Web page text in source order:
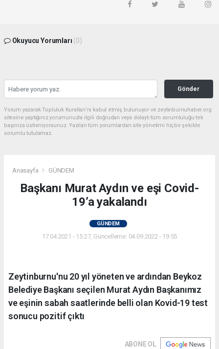
Okuyucu Yorumları (0)
Gönder
Yorum yazarak Topluluk Kuralları’nı kabul etmiş bulunuyor ve zeytinburnuhaber.org
sitesine yaptığınız yorumunuzla ilgili doğrudan veya dolaylı tüm sorumluluğu tek
başınıza üstleniyorsunuz. Yazılan tüm yorumlardan site yönetimi hiçbir şekilde
sorumlu tutulamaz.
Anasayfa GÜNDEM
Başkanı Murat Aydın ve eşi Covid-
19’a yakalandı
GÜNDEM
17.04.2021 - 15:27, Güncelleme: 04.09.2022 - 19:55
Zeytinburnu'nu 20 yıl yöneten ve ardından Beykoz
Belediye Başkanı seçilen Murat Aydın Başkanımız
ve eşinin sabah saatlerinde belli olan Kovid-19 test
sonucu pozitif çıktı
ABONE OL